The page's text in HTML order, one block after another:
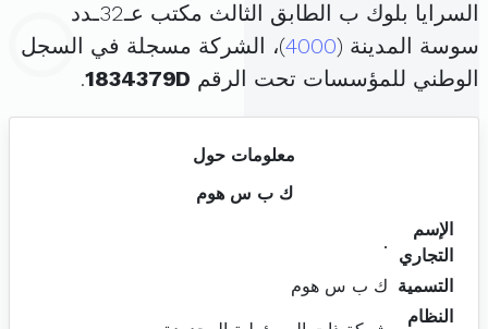
السرايا بلوك ب الطابق الثالث مكتب عـ32ـدد
سوسة المدينة (4000)، الشركة مسجلة في السجل
الوطني للمؤسسات تحت الرقم 1834379D
.
معلومات حول
ك ب س هوم
الإسم
التجاري
.
التسمية ك ب س هوم
النظام